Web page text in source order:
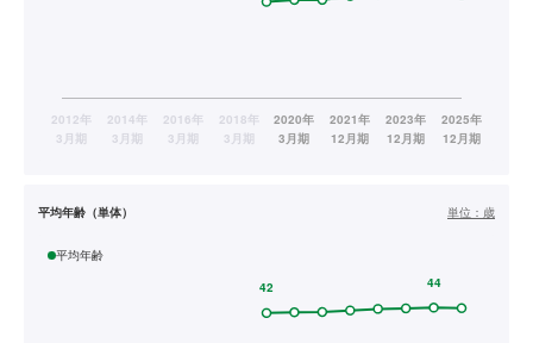
平均年齢（単体） 単位： 歳
平均年齢